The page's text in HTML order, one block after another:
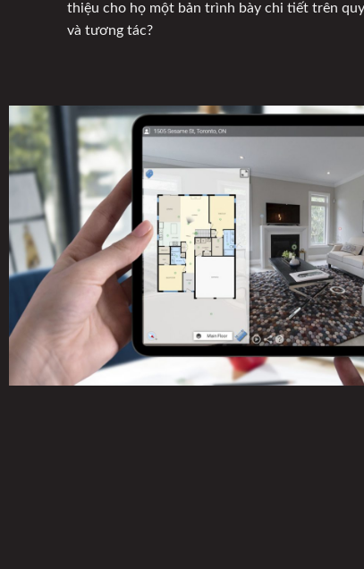
thiệu cho họ một bản trình bày chi tiết trên
và tương tác?